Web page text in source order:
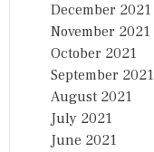
December 2021
November 2021
October 2021
September 2021
August 2021
July 2021
June 2021